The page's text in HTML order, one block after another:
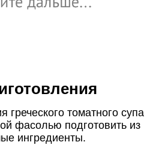
греческого томатного супа
фасолью подготовить из
ингредиенты.